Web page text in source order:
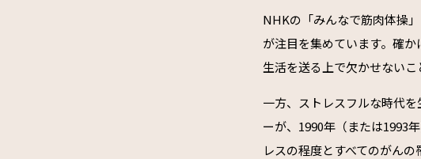
NHKの「みんなで筋肉体操
が注目を集めています。確
生活を送る上で欠かせないこ
一方、ストレスフルな時代
ーが、1990年（または1993
レスの程度とすべてのがんの